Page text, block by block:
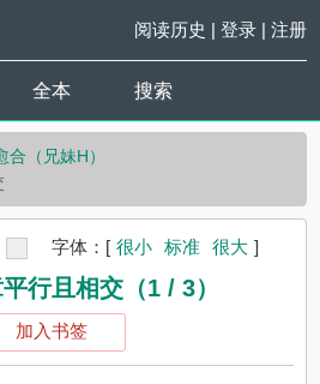
阅读历史 | 登录| 注册
全本 搜索
合（兄妹H）
字体： [ 很小 标准 很大 ]
行且相交（1 / 3）
加入书签